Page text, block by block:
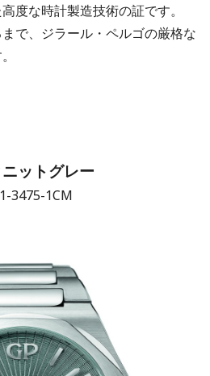
度な時計製造技術の証です。
で、ジラール・ペルゴの厳格な
ットグレー
3475-1CM